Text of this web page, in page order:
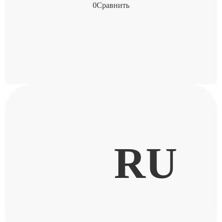
0Сравнить
RU